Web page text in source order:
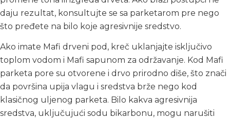
daju rezultat, konsultujte se sa parketarom pre nego
što pređete na bilo koje agresivnije sredstvo.
Ako imate Mafi drveni pod, kreč uklanjajte isključivo
toplom vodom i Mafi sapunom za održavanje. Kod Mafi
parketa pore su otvorene i drvo prirodno diše, što znači
da površina upija vlagu i sredstva brže nego kod
klasičnog uljenog parketa. Bilo kakva agresivnija
sredstva, uključujući sodu bikarbonu, mogu narušiti